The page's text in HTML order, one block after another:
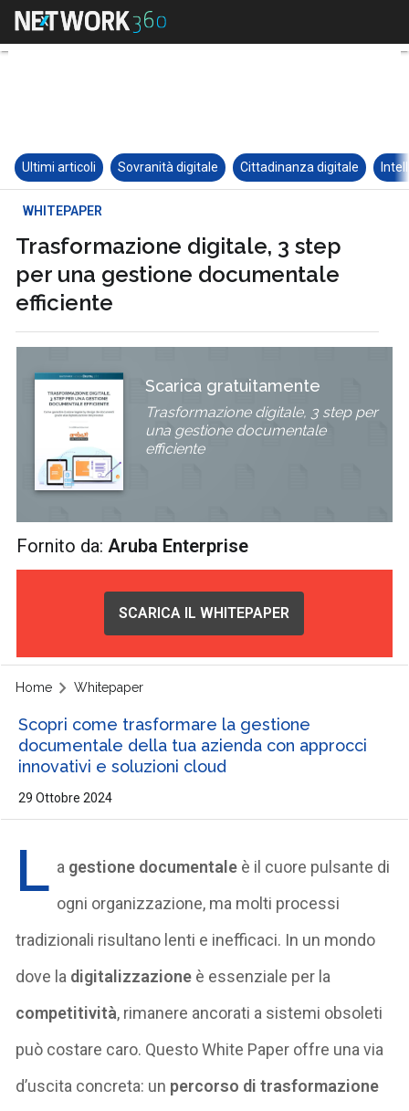
Ultimi articoli Sovranità digitale Cittadinanza digitale
WHITEPAPER
Trasformazione digitale, 3 step
per una gestione documentale
efficiente
Scarica gratuitamente
Trasformazione digitale, 3 step per
una gestione documentale
efficiente
Fornito da:Aruba Enterprise
SCARICA IL WHITEPAPER
Home Whitepaper
Scopri come trasformare la gestione
documentale della tua azienda con approcci
innovativi e soluzioni cloud
29 Ottobre 2024
L a gestione documentale è il cuore pulsante di
ogni organizzazione, ma molti processi
tradizionali risultano lenti e inefficaci. In un mondo
dove la digitalizzazione è essenziale per la
competitività, rimanere ancorati a sistemi obsoleti
può costare caro. Questo White Paper offre una via
d’uscita concreta: un percorso di trasformazione